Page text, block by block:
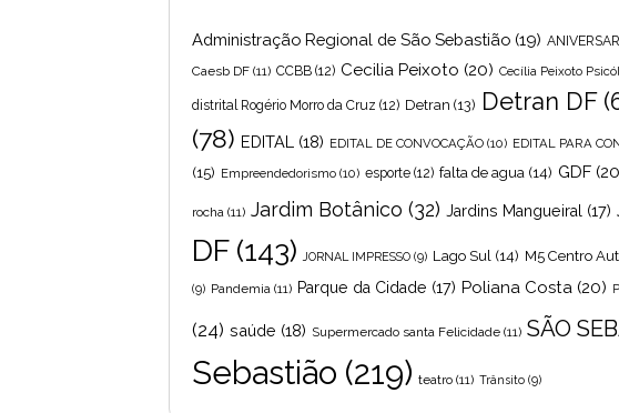
Administração Regional de São Sebastião (19)
Caesb DF (11) CCBB (12) Cecilia Peixoto (20) Cecília Peixoto
distrital Rogério Morro da Cruz (12) Detran (13) Detran DF
(78) EDITAL (18) EDITAL DE CONVOCAÇÃO (10) EDITAL PARA
(15) Empreendedorismo (10) esporte (12) falta de agua (14) GDF
rocha (11) Jardim Botânico (32) Jardins Mangueiral (17)
DF(143) JORNAL IMPRESSO (9) Lago Sul (14) M5 Centro
(9) Pandemia (11) Parque da Cidade (17) Poliana Costa (20)
(24) saúde (18) Supermercado santa Felicidade (11) SÃO
Sebastião (219) teatro (11) Trânsito (9)